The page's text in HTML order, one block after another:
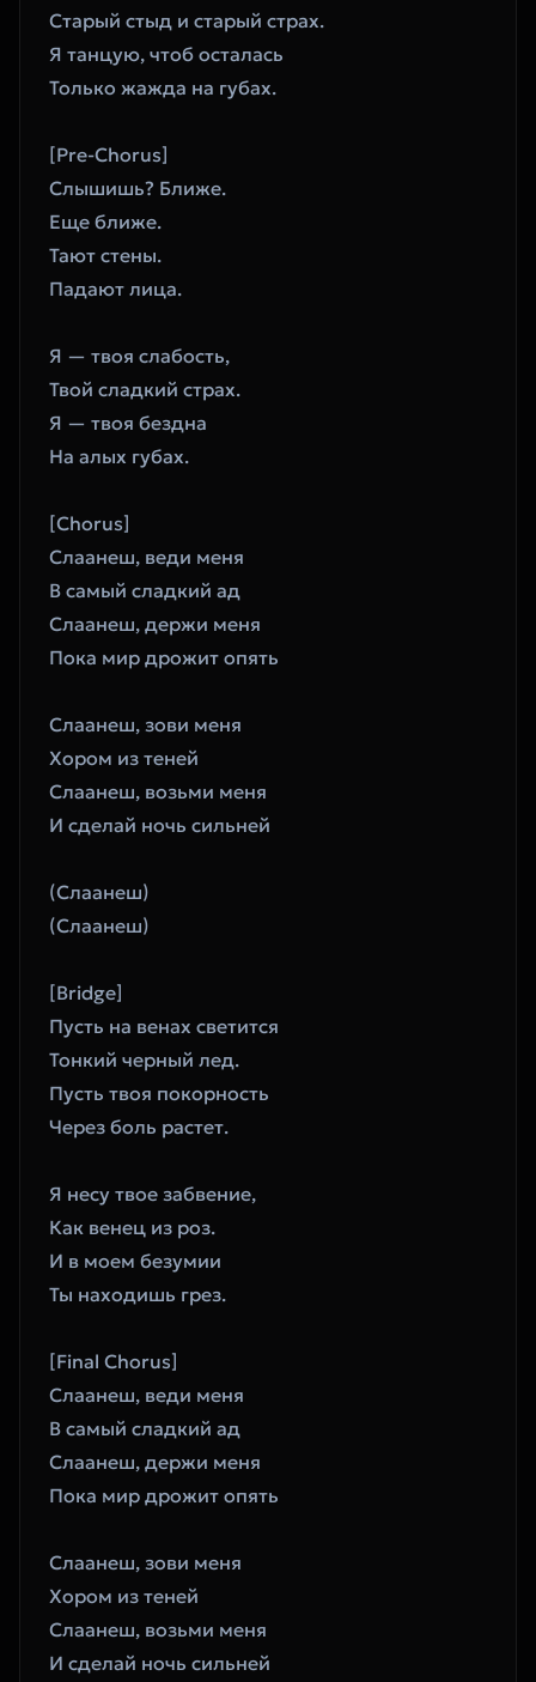
Старый стыд и старый страх.
Я танцую, чтоб осталась
Только жажда на губах.
[Pre-Chorus]
Слышишь? Ближе.
Еще ближе.
Тают стены.
Падают лица.
Я — твоя слабость,
Твой сладкий страх.
Я — твоя бездна
На алых губах.
[Chorus]
Слаанеш, веди меня
В самый сладкий ад
Слаанеш, держи меня
Пока мир дрожит опять
Слаанеш, зови меня
Хором из теней
Слаанеш, возьми меня
И сделай ночь сильней
(Слаанеш)
(Слаанеш)
[Bridge]
Пусть на венах светится
Тонкий черный лед.
Пусть твоя покорность
Через боль растет.
Я несу твое забвение,
Как венец из роз.
И в моем безумии
Ты находишь грез.
[Final Chorus]
Слаанеш, веди меня
В самый сладкий ад
Слаанеш, держи меня
Пока мир дрожит опять
Слаанеш, зови меня
Хором из теней
Слаанеш, возьми меня
И сделай ночь сильней